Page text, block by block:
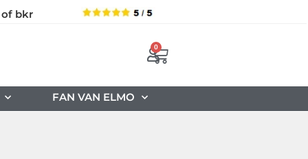
of bkr
0
FAN VAN ELMO